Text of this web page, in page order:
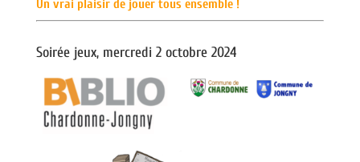
Un vrai plaisir de jouer tous ensemble !
Soirée jeux, mercredi 2 octobre 2024